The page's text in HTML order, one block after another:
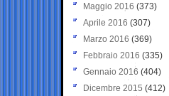
Maggio 2016 (373)
Aprile 2016 (307)
Marzo 2016 (369)
Febbraio 2016 (335)
Gennaio 2016 (404)
Dicembre 2015 (412)